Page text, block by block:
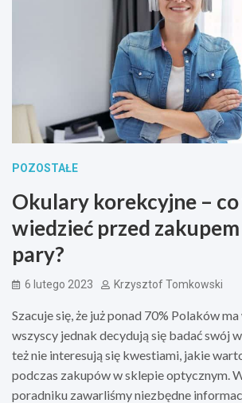
POZOSTAŁE
Okulary korekcyjne –
wiedzieć przed
pary?
6 lutego 2023 Krzysztof Tomkowski
Szacuje się, że już ponad 70% Polaków
wszyscy jednak decydują się badać swój
też nie interesują się kwestiami, jakie
podczas zakupów w sklepie optycznym.
poradniku zawarliśmy niezbędne